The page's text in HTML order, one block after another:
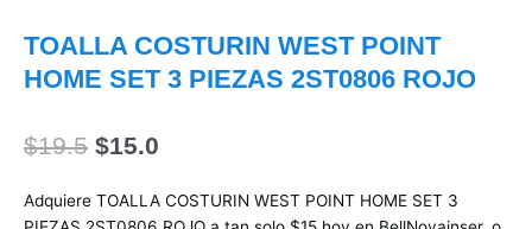
TOALLA COSTURIN WEST POINT
HOME SET 3 PIEZAS 2ST0806 ROJO
$19.5 El
original
era:
$15.0
actual
es:
Adquiere TOALLA COSTURIN WEST POINT HOME SET 3